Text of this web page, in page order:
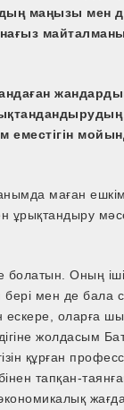
маңызы мен
нағыз
маған
Оның
бері мен де
оларға
жолдасым
құрған
тапқан-